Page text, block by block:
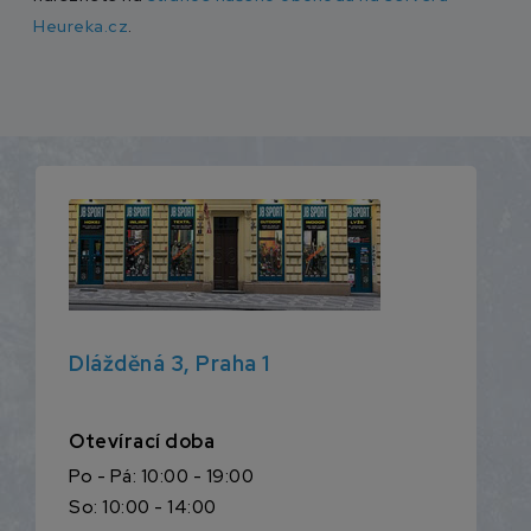
Heureka.cz.
Dlážděná 3, Praha 1
Otevírací doba
Po - Pá: 10:00 - 19:00
So: 10:00 - 14:00